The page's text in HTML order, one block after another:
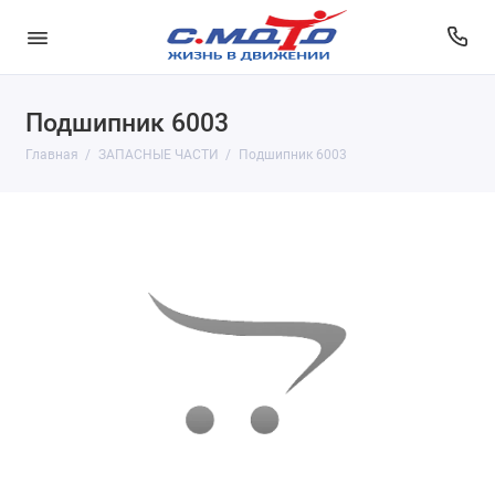
Подшипник 6003
Главная ЗАПАСНЫЕ ЧАСТИ Подшипник 6003